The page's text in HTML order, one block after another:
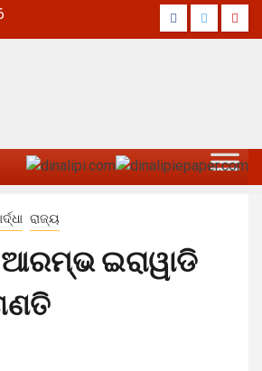
ରାଜ୍ୟ
ଇରାୱାଡି